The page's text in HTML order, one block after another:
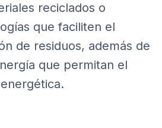
reciclados o
que faciliten el
de residuos, además de
que permitan el